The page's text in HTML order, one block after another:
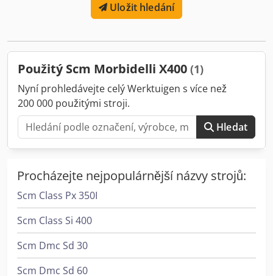
Uložit hledání
Použitý Scm Morbidelli X400 (1)
Nyní prohledávejte celý Werktuigen s více než
200 000 použitými stroji.
Hledat
Procházejte nejpopulárnější názvy strojů:
Scm Class Px 350I
Scm Class Si 400
Scm Dmc Sd 30
Scm Dmc Sd 60